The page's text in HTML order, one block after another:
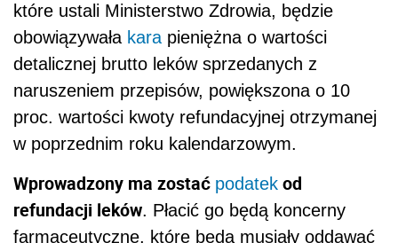
które ustali Ministerstwo Zdrowia, będzie
obowiązywała karapieniężna o wartości
detalicznej brutto leków sprzedanych z
naruszeniem przepisów, powiększona o 10
proc. wartości kwoty refundacyjnej otrzymanej
w poprzednim roku kalendarzowym.
Wprowadzony ma zostać podatek od
refundacji leków. Płacić go będą koncerny
farmaceutyczne, które będą musiały oddawać